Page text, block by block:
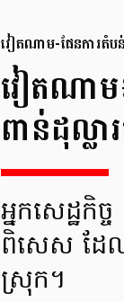
វៀតណាម-​ផែនការ​តំប
វៀតណាម
ពាន់​ដុល្លា
អ្នក​សេដ្ឋកិ
ពិសេស ដែ
ស្រុក។